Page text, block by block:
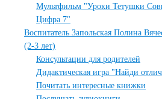
Мультфильм "Уроки Тетушки
Цифра 7"
Воспитатель Запольская Полина
(2-3 лет)
Консультации для родителей
Дидактическая игра "Найди
Почитать интересные книжки